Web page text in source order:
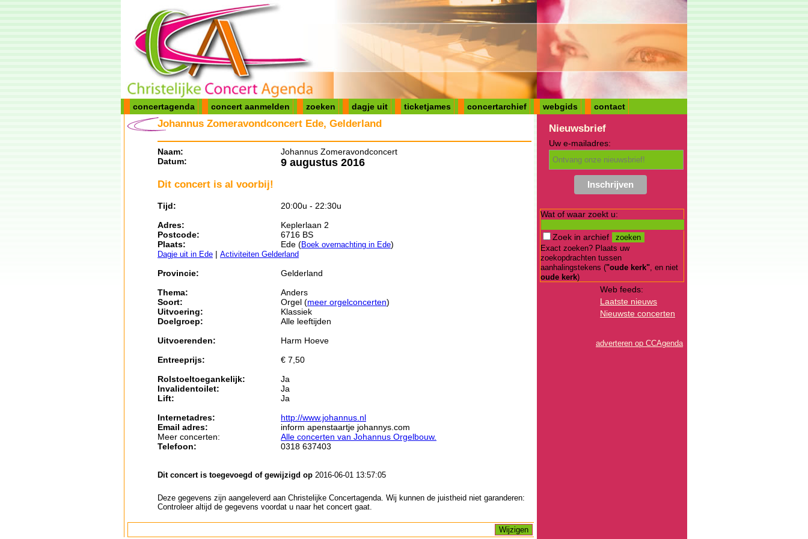
concertagenda concert aanmelden zoeken dagje uit ticketjames concertarchief webgids contact
Johannus Zomeravondconcert Ede, Gelderland
Naam:
Johannus Zomeravondconcert
Datum:
9 augustus 2016
Dit concert is al voorbij!
Tijd:
20:00u - 22:30u
Adres:
Keplerlaan 2
Postcode:
6716 BS
Plaats:
Ede (Boek overnachting in Ede)
Dagje uit in Ede | Activiteiten Gelderland
Provincie:
Gelderland
Thema:
Anders
Soort:
Orgel (meer orgelconcerten)
Uitvoering:
Klassiek
Doelgroep:
Alle leeftijden
Uitvoerenden:
Harm Hoeve
Entreeprijs:
€ 7,50
Rolstoeltoegankelijk:
Ja
Invalidentoilet:
Ja
Lift:
Ja
Internetadres:
http://www.johannus.nl
Email adres:
inform apenstaartje johannys.com
Meer concerten:
Alle concerten van Johannus Orgelbouw.
Telefoon:
0318 637403
Dit concert is toegevoegd of gewijzigd op 2016-06-01 13:57:05
Deze gegevens zijn aangeleverd aan Christelijke Concertagenda. Wij kunnen de juistheid niet garanderen:
Controleer altijd de gegevens voordat u naar het concert gaat.
Nieuwsbrief
Uw e-mailadres:
Wat of waar zoekt u:
Zoek in archief
Exact zoeken? Plaats uw
zoekopdrachten tussen
aanhalingstekens ("oude kerk", en niet
oude kerk)
Web feeds:
Laatste nieuws
Nieuwste concerten
adverteren op CCAgenda